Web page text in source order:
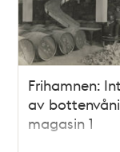
Frihamnen:
av
magasin 1